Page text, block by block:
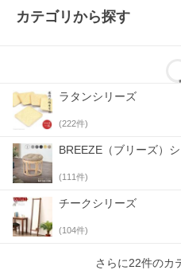
レトロな味わいがあるアンテ
合皮レザーとアイアンを組み合
カテゴリから探す
ラタンシリーズ
(222件)
BREEZE（ブリーズ）
(111件)
チークシリーズ
(104件)
さらに22件のカ